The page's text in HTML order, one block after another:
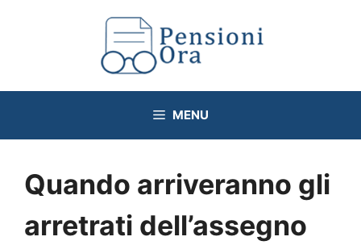
MENU
Quando arriveranno gli
arretrati dell’assegno